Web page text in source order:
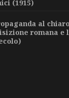
(1915)
al
romana e